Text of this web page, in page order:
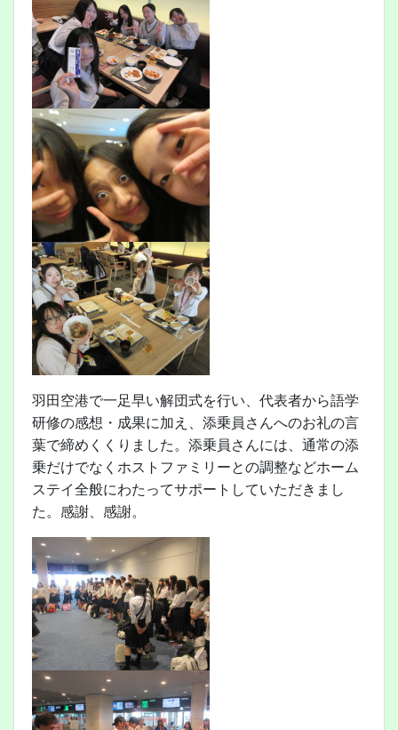
羽田空港で一足早い解団式を行い、代表者から語学
研修の感想・成果に加え、添乗員さんへのお礼の言
葉で締めくくりました。添乗員さんには、通常の添
乗だけでなくホストファミリーとの調整などホーム
ステイ全般にわたってサポートしていただきまし
た。感謝、感謝。